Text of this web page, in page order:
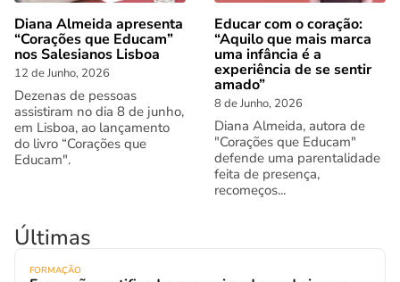
Diana Almeida apresenta
“Corações que Educam”
nos Salesianos Lisboa
12 de Junho, 2026
Dezenas de pessoas
assistiram no dia 8 de junho,
em Lisboa, ao lançamento
do livro “Corações que
Educam".
Educar com o coração:
“Aquilo que mais marca
uma infância é a
experiência de se sentir
amado”
8 de Junho, 2026
Diana Almeida, autora de
"Corações que Educam"
defende uma parentalidade
feita de presença,
recomeços...
Últimas
FORMAÇÃO